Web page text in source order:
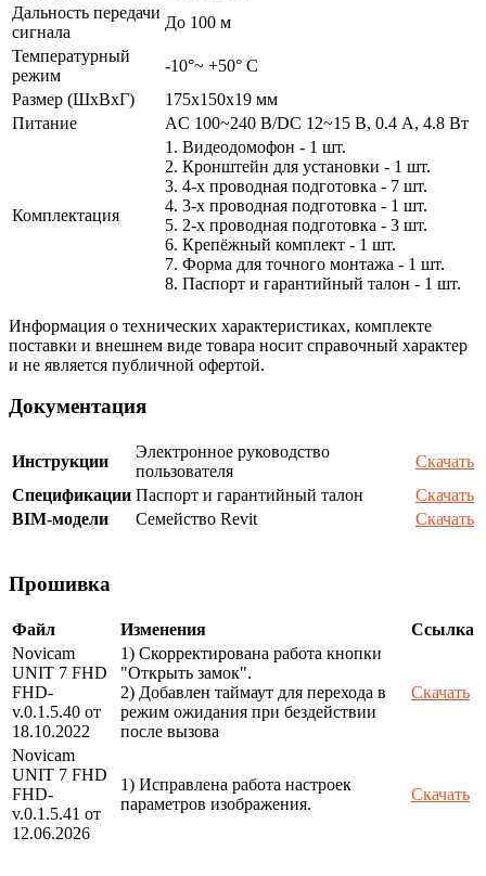
Дальность передачи
сигнала
До 100 м
Температурный
режим
-10°~ +50° С
Размер (ШxВxГ)
175х150х19 мм
Питание
AC 100~240 В/DC 12~15 В, 0.4 А, 4.8 Вт
Комплектация
1. Видеодомофон - 1 шт.
2. Кронштейн для установки - 1 шт.
3. 4-х проводная подготовка - 7 шт.
4. 3-х проводная подготовка - 1 шт.
5. 2-х проводная подготовка - 3 шт.
6. Крепёжный комплект - 1 шт.
7. Форма для точного монтажа - 1 шт.
8. Паспорт и гарантийный талон - 1 шт.
Информация о технических характеристиках, комплекте
поставки и внешнем виде товара носит справочный характер
и не является публичной офертой.
Документация
Инструкции
Электронное руководство
пользователя
Скачать
Спецификации Паспорт и гарантийный талон
Скачать
BIM-модели
Семейство Revit Скачать
Прошивка
Файл Изменения
Ссылка
Novicam
UNIT 7 FHD
FHD-
v.0.1.5.40 от
18.10.2022
1) Скорректирована работа кнопки
"Открыть замок".
2) Добавлен таймаут для перехода в
режим ожидания при бездействии
после вызова
Скачать
Novicam
UNIT 7 FHD
FHD-
v.0.1.5.41 от
12.06.2026
1) Исправлена работа настроек
параметров изображения.
Скачать